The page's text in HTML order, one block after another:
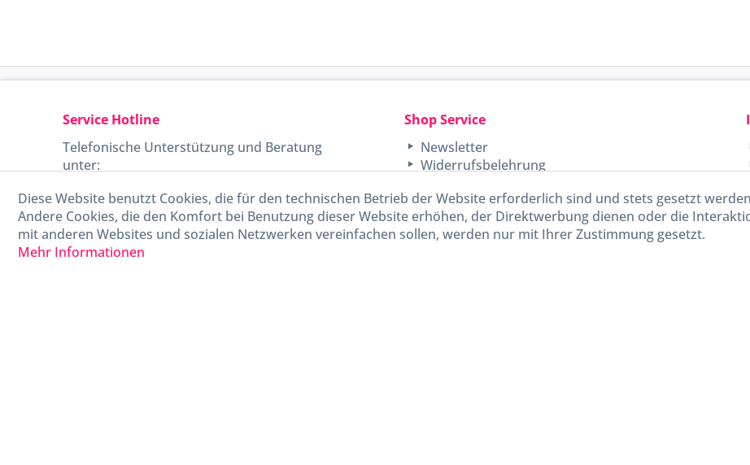
Service Hotline
Telefonische Unterstützung und Beratung
unter:
040-880 99 770
Mo-Fr, 09:00 - 15:00 Uhr
Shop Service
Newsletter
Widerrufsbelehrung
Lieferinformationen
Diese Website benutzt Cookies, die für den technischen Betrieb der Website erforderlich sind und stets gesetzt
Andere Cookies, die den Komfort bei Benutzung dieser Website erhöhen, der Direktwerbung dienen oder die
mit anderen Websites und sozialen Netzwerken vereinfachen sollen, werden nur mit Ihrer Zustimmung gesetzt.
Mehr Informationen